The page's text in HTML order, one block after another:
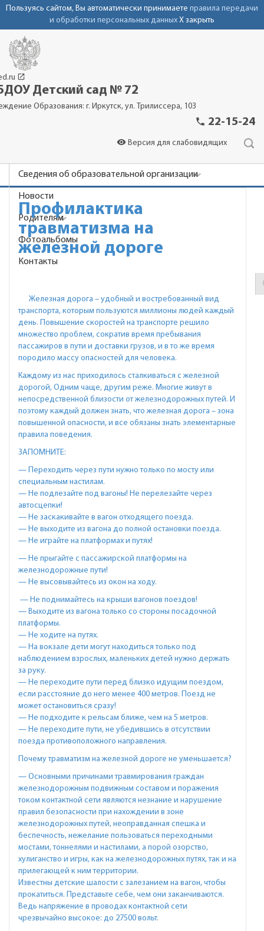
Пользуясь сайтом, Вы автоматически принимаете правила передачи
и обработки персональных данных X закрыть
launch
Детский сад № 72
Образования: г. Иркутск, ул. Трилиссера, 103
phone 22-15-24
visibility Версия для слабовидящих
Сведения об образовательной организации
Новости
Родителям
Фотоальбомы
Контакты
Профилактика
травматизма на
железной дороге
Железная дорога – удобный и востребованный вид
транспорта, которым пользуются миллионы людей каждый
день. Повышение скоростей на транспорте решило
множество проблем, сократив время пребывания
пассажиров в пути и доставки грузов, и в то же время
породило массу опасностей для человека.
Каждому из нас приходилось сталкиваться с железной
дорогой, Одним чаще, другим реже. Многие живут в
непосредственной близости от железнодорожных путей. И
поэтому каждый должен знать, что железная дорога – зона
повышенной опасности, и все обязаны знать элементарные
правила поведения.
ЗАПОМНИТЕ:
— Переходить через пути нужно только по мосту или
специальным настилам.
— Не подлезайте под вагоны! Не перелезайте через
автосцепки!
— Не заскакивайте в вагон отходящего поезда.
— Не выходите из вагона до полной остановки поезда.
— Не играйте на платформах и путях!
— Не прыгайте с пассажирской платформы на
железнодорожные пути!
— Не высовывайтесь из окон на ходу.
— Не поднимайтесь на крыши вагонов поездов!
— Выходите из вагона только со стороны посадочной
платформы.
— Не ходите на путях.
— На вокзале дети могут находиться только под
наблюдением взрослых, маленьких детей нужно держать
за руку.
— Не переходите пути перед близко идущим поездом,
если расстояние до него менее 400 метров. Поезд не
может остановиться сразу!
— Не подходите к рельсам ближе, чем на 5 метров.
— Не переходите пути, не убедившись в отсутствии
поезда противоположного направления.
Почему травматизм на железной дороге не уменьшается?
— Основными причинами травмирования граждан
железнодорожным подвижным составом и поражения
током контактной сети являются незнание и нарушение
правил безопасности при нахождении в зоне
железнодорожных путей, неоправданная спешка и
беспечность, нежелание пользоваться переходными
мостами, тоннелями и настилами, а порой озорство,
хулиганство и игры, как на железнодорожных путях, так и на
прилегающей к ним территории.
Известны детские шалости с залезанием на вагон, чтобы
прокатиться. Представьте себе, чем они заканчиваются.
Ведь напряжение в проводах контактной сети
чрезвычайно высокое: до 27500 вольт.